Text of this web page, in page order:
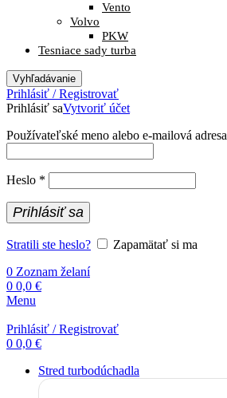
Vento
Volvo
PKW
Tesniace sady turba
Vyhľadávanie
Prihlásiť / Registrovať
Prihlásiť saVytvoriť účet
Používateľské meno alebo e-mailová adresa
Heslo *
Prihlásiť sa
Stratili ste heslo?
Zapamätať si ma
0 Zoznam želaní
0 0,0 €
Menu
Prihlásiť / Registrovať
0 0,0 €
Stred turbodúchadla